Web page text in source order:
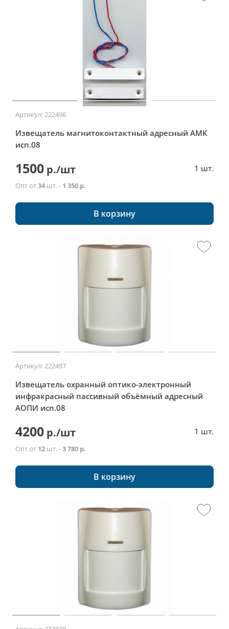
Артикул: 222496
Извещатель магнитоконтактный адресный АМК
исп.08
1500 р./шт 1 шт.
Опт от34 шт. - 1 350 р.
В корзину
Артикул: 222497
Извещатель охранный оптико-электронный
инфракрасный пассивный объёмный адресный
АОПИ исп.08
4200 р./шт 1 шт.
Опт от 12 шт. -3 780 р.
В корзину